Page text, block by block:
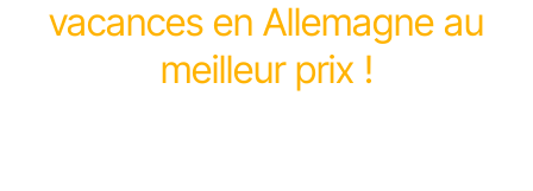
vacances en Allemagne au
meilleur prix !